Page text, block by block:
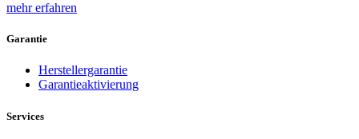
mehr erfahren
Garantie
Herstellergarantie
Garantieaktivierung
Services